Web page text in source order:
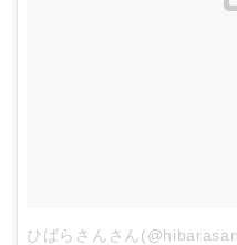
ひばらさんさん